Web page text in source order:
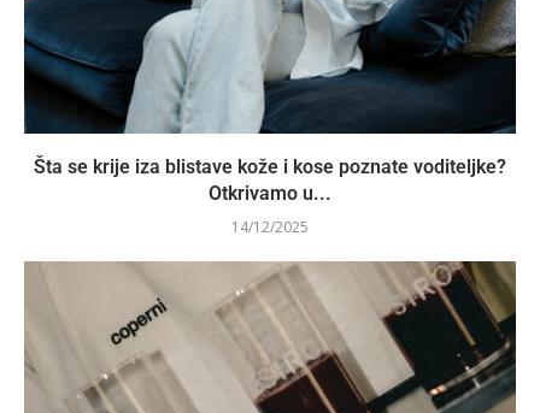
Šta se krije iza blistave kože i kose poznate voditeljke?
Otkrivamo u...
14/12/2025